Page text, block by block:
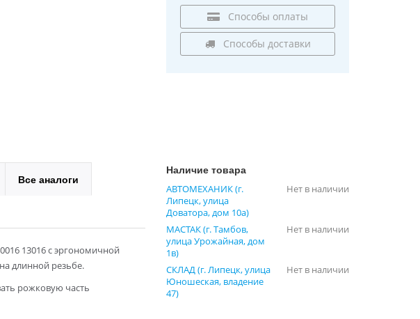
Способы оплаты
Способы доставки
Все аналоги
13016 с эргономичной
длинной резьбе.
рожковую часть
Наличие товара
АВТОМЕХАНИК (г.
Липецк, улица
Доватора, дом 10а)
Нет в наличии
МАСТАК (г. Тамбов,
улица Урожайная, дом
1в)
Нет в наличии
СКЛАД (г. Липецк, улица
Юношеская, владение
47)
Нет в наличии